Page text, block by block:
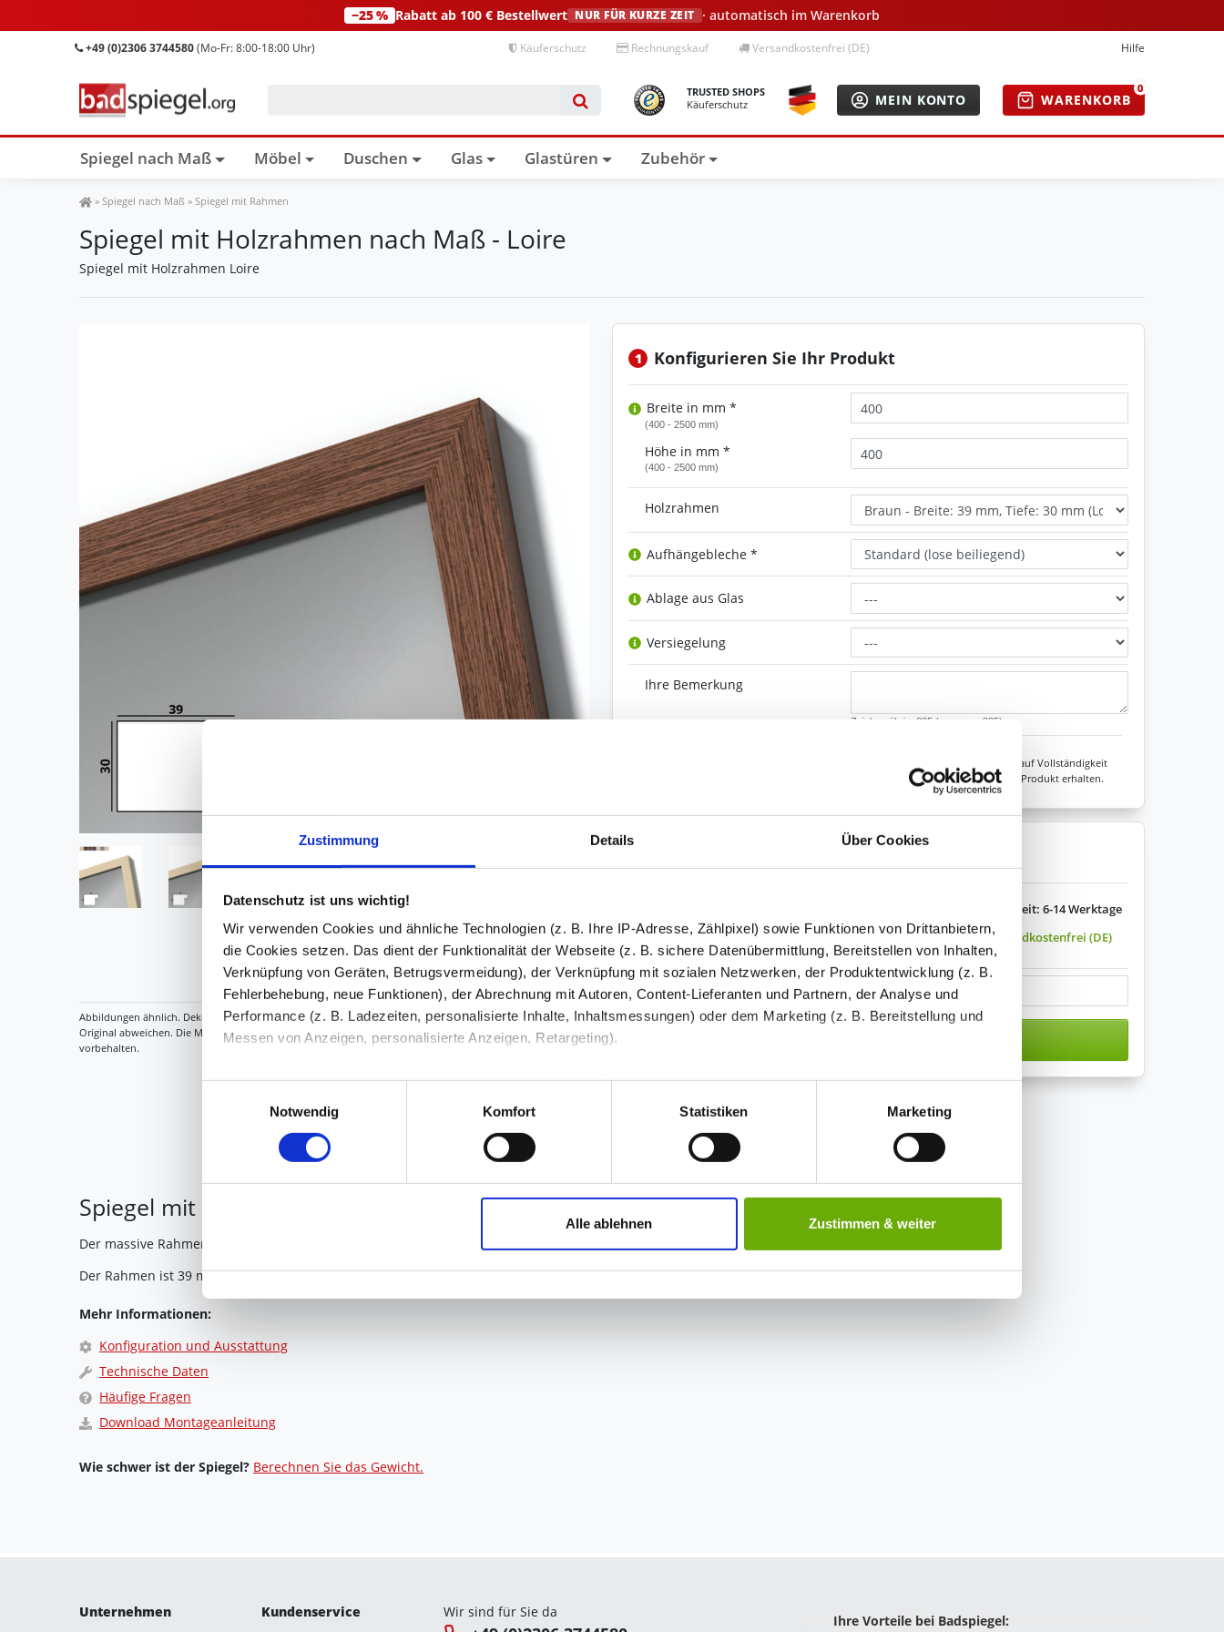
Zustimmung Details Über Cookies
Datenschutz ist uns wichtig!
Wir verwenden Cookies und ähnliche Technologien (z. B. Ihre IP-Adresse, Zählpixel) sowie Funktionen von Drittanbietern,
die Cookies setzen. Das dient der Funktionalität der Webseite (z. B. sichere Datenübermittlung, Bereitstellen von Inhalten,
Verknüpfung von Geräten, Betrugsvermeidung), der Verknüpfung mit sozialen Netzwerken, der Produktentwicklung (z. B.
Fehlerbehebung, neue Funktionen), der Abrechnung mit Autoren, Content-Lieferanten und Partnern, der Analyse und
Performance (z. B. Ladezeiten, personalisierte Inhalte, Inhaltsmessungen) oder dem Marketing (z. B. Bereitstellung und
Messen von Anzeigen, personalisierte Anzeigen, Retargeting).
Die Einzelheiten können Sie unter Datenschutz nachlesen. Über den Link "Cookies" am Seitenende können Sie mehr über
die eingesetzten Technologien und Partner erfahren und die von Ihnen gewünschten Einstellungen vornehmen.
Indem Sie auf den Button "Zustimmen" klicken, willigen Sie in die Verarbeitung Ihrer personenbezogenen Daten zu den
Impressum|Datenschutz
Notwendig
Komfort Statistiken Marketing
Alle ablehnen Zustimmen & weiter
−25 % Rabatt ab 100 € Bestellwert NUR FÜR KURZE ZEIT · automatisch im Warenkorb
+49 (0)2306 3744580(Mo-Fr: 8:00-18:00 Uhr) Käuferschutz Rechnungskauf Versandkostenfrei (DE) Hilfe
TRUSTED SHOPS
Käuferschutz
MEIN KONTO WARENKORB
0
Spiegel nach Maß Möbel Duschen Glas Glastüren Zubehör
Spiegel Shop
» Spiegel nach Maß » Spiegel mit Rahmen
Spiegel mit Holzrahmen nach Maß - Loire
Spiegel mit Holzrahmen Loire
1 Konfigurieren Sie Ihr Produkt
Breite in mm *
(400 - 2500 mm)
Höhe in mm *
(400 - 2500 mm)
Holzrahmen
Aufhängebleche *
Ablage aus Glas
Versiegelung
Ihre Bemerkung
Zeichen übrig: 235 (von max. 235)
Unsere Experten prüfen jede Konfiguration auf Vollständigkeit
und Kompatibilität. So können Sie sich sicher sein, dass Sie immer ein fehlerfreies Produkt erhalten.
177,58 €
Preis inkl. MwSt
Abhängig vom Lieferlandkann der Preis variieren.
Lieferzeit: 6-14 Werktage
Versandkostenfrei (DE)
Anzahl / Menge
Spiegel mit Holzrahmen nach Maß - Loire
Der massive Rahmen des Spiegel mit Holzrahmen nach Maß - Loire gibt ihrem Raum einen bestimmten Hingucker.
Der Rahmen ist 39 mm breit und 30 mm tief. Der Spiegel ist um 10 mm eingelassen.
Mehr Informationen:
Konfiguration und Ausstattung
Technische Daten
Häufige Fragen
Download Montageanleitung
Wie schwer ist der Spiegel? Berechnen Sie das Gewicht.
Unternehmen Kundenservice Wir sind für Sie da
Ihre Vorteile bei Badspiegel: